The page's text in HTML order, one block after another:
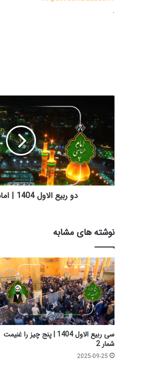
.
د
ر
ع
ا
ل
ا
4
0
4
|
ا
م
ا
م
ش
ن
ا
س
ی
دو ربیع الاول 1404 | امام شناسی-2
نوشته های مشابه
سی ربیع الاول 1404 | پنج چیز را غنیمت
شمار 2
2025-09-25